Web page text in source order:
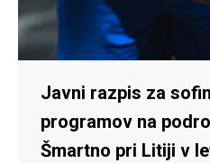
Javni razpis za
programov na
Šmartno pri Litiji v